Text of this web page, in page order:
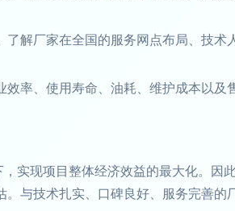
了解厂家在全国的服务网点布局、技
效率、使用寿命、油耗、维护成本以
实现项目整体经济效益的最大化。因
与技术扎实、口碑良好、服务完善